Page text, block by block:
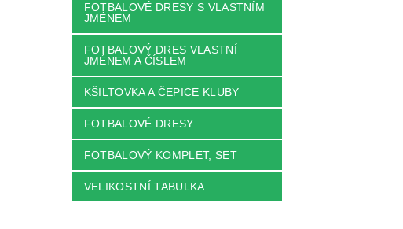
FOTBALOVÉ DRESY S VLASTNÍM
JMÉNEM
FOTBALOVÝ DRES VLASTNÍ
JMÉNEM A ČÍSLEM
KŠILTOVKA A ČEPICE KLUBY
FOTBALOVÉ DRESY
FOTBALOVÝ KOMPLET, SET
VELIKOSTNÍ TABULKA